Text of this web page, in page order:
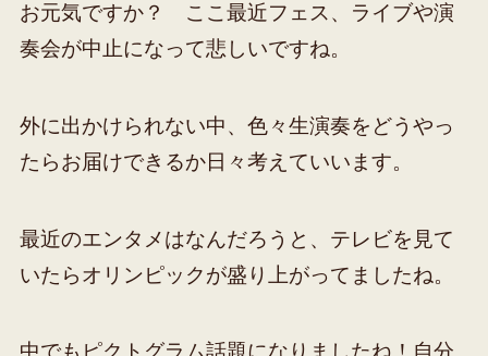
お元気ですか？ ここ最近フェス、ライブや演
奏会が中止になって悲しいですね。
外に出かけられない中、色々生演奏をどうやっ
たらお届けできるか日々考えていいます。
最近のエンタメはなんだろうと、テレビを見て
いたらオリンピックが盛り上がってましたね。
中でもピクトグラム話題になりましたね！自分